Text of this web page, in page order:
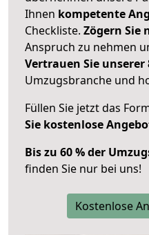
Ihnen kompetente
Checkliste. Zögern Sie
Anspruch zu nehmen
Vertrauen Sie unserer
Umzugsbranche und
Füllen Sie jetzt das
Sie kostenlose
Bis zu 60 % der
finden Sie nur bei uns!
Kostenlose